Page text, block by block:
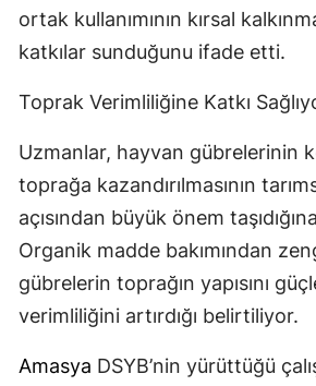
ortak kullanımının kırsal
katkılar sunduğunu ifade etti.
Toprak Verimliliğine Katkı
Uzmanlar, hayvan gübrelerinin
toprağa kazandırılmasının
açısından büyük önem
Organik madde bakımından
gübrelerin toprağın yapısını
verimliliğini artırdığı belirtiliyor.
Amasya DSYB’nin yürüttüğü